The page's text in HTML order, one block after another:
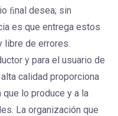
ﬁnal desea; sin
es que entrega estos
libre de errores.
y para el usuario de
calidad proporciona
lo produce y a la
La organización que